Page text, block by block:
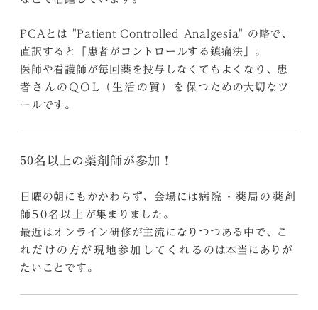
PCAとは "Patient Controlled Analgesia" の略で、
直訳すると「患者がコントロールする鎮痛法」。
医師や看護師が毎回薬を投与しなくてもよくなり、
患
者さんのQOL（生活の質）を保つ ための大切なツ
ールです。
50名以上の薬剤師が参加！
日曜の朝にもかかわらず、会場には病院・薬局の薬剤
師50名以上 が集まりました。
最近はオンライン研修が主流になりつつある中で、
こ
れだけの方が現地参加してくれる のは本当にありが
たいことです。